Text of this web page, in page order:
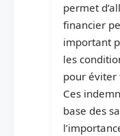
permet
financier
important
les
pour éviter
Ces
base des